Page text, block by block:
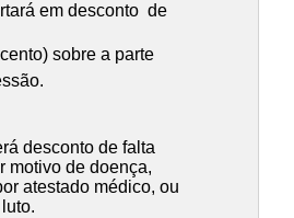
em desconto de
sobre a parte
desconto de falta
motivo de doença,
atestado médico, ou